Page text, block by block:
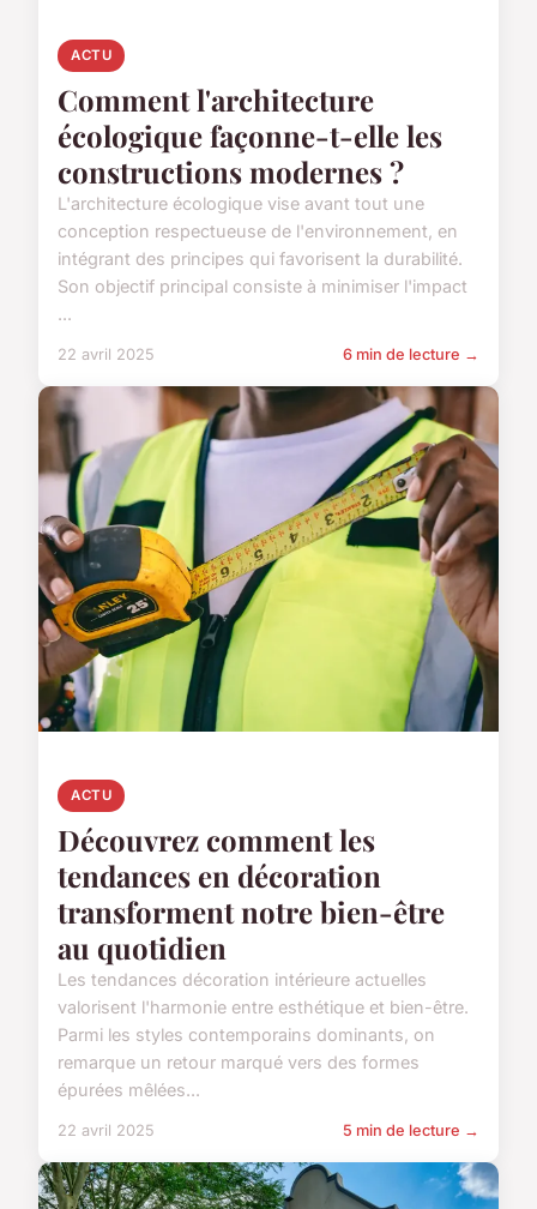
ACTU
Comment l'architecture
écologique façonne-t-elle les
constructions modernes ?
L'architecture écologique vise avant tout une
conception respectueuse de l'environnement, en
intégrant des principes qui favorisent la durabilité.
Son objectif principal consiste à minimiser l'impact
...
22 avril 2025 6 min de lecture →
ACTU
Découvrez comment les
tendances en décoration
transforment notre bien-être
au quotidien
Les tendances décoration intérieure actuelles
valorisent l'harmonie entre esthétique et bien-être.
Parmi les styles contemporains dominants, on
remarque un retour marqué vers des formes
épurées mêlées...
22 avril 2025 5 min de lecture →